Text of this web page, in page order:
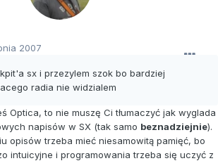
2007
sx i przezylem szok bo bardziej
radia nie widzialem
Optica, to nie muszę Ci tłumaczyć jak wyglada
napisów w SX (tak samo beznadziejnie).
opisów trzeba mieć niesamowitą pamięć, bo
intuicyjne i programowania trzeba się uczyć z